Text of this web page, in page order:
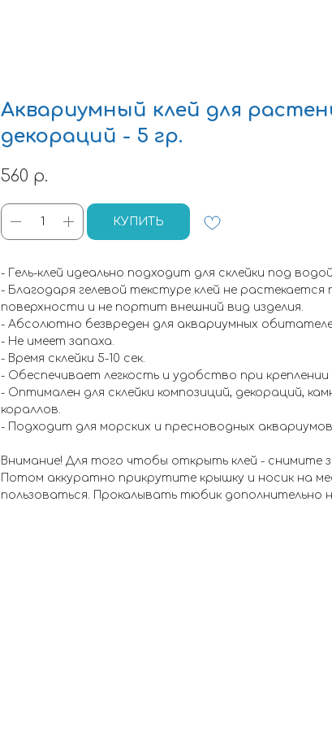
Аквариумный клей для
декораций - 5 гр.
560 р.
КУПИТЬ
- Гель-клей идеально подходит для склейки под
- Благодаря гелевой текстуре клей не
поверхности и не портит внешний вид изделия.
- Абсолютно безвреден для аквариумных
- Не имеет запаха.
- Время склейки 5-10 сек.
- Обеспечивает легкость и удобство при
- Оптимален для склейки композиций, декораций,
кораллов.
- Подходит для морских и пресноводных
Внимание! Для того чтобы открыть клей - снимите
Потом аккуратно прикрутите крышку и носик на
пользоваться. Прокалывать тюбик дополнительно